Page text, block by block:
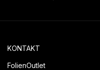
KONTAKT
FolienOutlet